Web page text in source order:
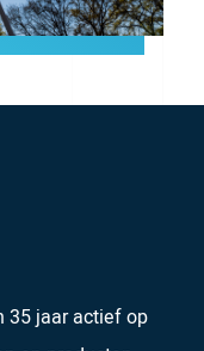
35 jaar actief op